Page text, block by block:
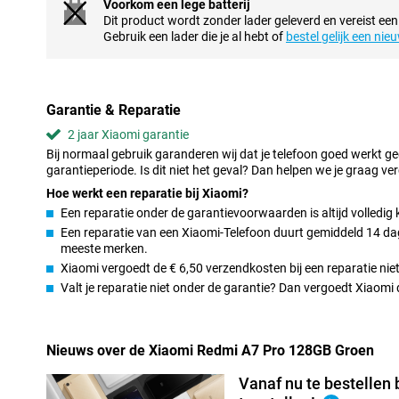
Soepele prestaties met slimme software
Dit toestel draait op de krachtige octa-core processor die zorgt
Apps openen vlot en multitasken gaat soepel. Met Xiaomi
Veelzijdige camera
De 13MP AI dual camera maakt scherpe en levendige foto’s,
lichtomstandigheden. Dankzij slimme AI optimalisatie zien je
vast, van spontane snapshots tot mooie portretten. Zo maak je
delen met vrienden en familie.
De 8MP frontcamera van de Xiaomi Redmi A7 Pro 128GB Groen
natuurlijke kleuren. Ideaal voor video calls of social media. Met
Sky geef je jouw foto’s een creatieve twist. Pas bijvoorbeeld
spectaculair effect. Ook de nachtmodus helpt je om in het
Handige extra’s voor dagelijks gemak
Ontgrendel je toestel snel met de vingerafdrukscanner aan de
3.5mm koptelefoonaansluiting of geniet van extra hard geluid
Voorkom een lege batterij
Dit product wordt zonder lader geleverd en vereist
Gebruik een lader die je al hebt of bestel gelijk een
Garantie & Reparatie
2 jaar Xiaomi garantie
Bij normaal gebruik garanderen wij dat je telefoon goed werkt
garantieperiode. Is dit niet het geval? Dan helpen we je graag
Hoe werkt een reparatie bij Xiaomi?
Een reparatie onder de garantievoorwaarden is altijd volledig
Een reparatie van een Xiaomi-Telefoon duurt gemiddeld 14
meeste merken.
Xiaomi vergoedt de € 6,50 verzendkosten bij een reparatie
Valt je reparatie niet onder de garantie? Dan vergoedt Xiaomi
Nieuws over de Xiaomi Redmi A7 Pro 128GB Groen
Vanaf nu te bestellen